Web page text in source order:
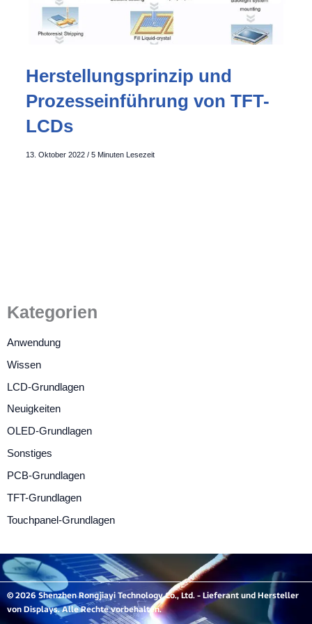
Kategorien
Anwendung
Wissen
LCD-Grundlagen
Neuigkeiten
OLED-Grundlagen
Sonstiges
PCB-Grundlagen
TFT-Grundlagen
Touchpanel-Grundlagen
Herstellungsprinzip und
Prozesseinführung von TFT-
LCDs
13. Oktober 2022 / 5 Minuten Lesezeit
© 2026 Shenzhen Rongjiayi Technology Co., Ltd. - Lieferant und Hersteller
von Displays. Alle Rechte vorbehalten.